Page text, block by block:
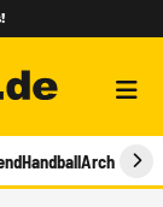
HandballArchiv